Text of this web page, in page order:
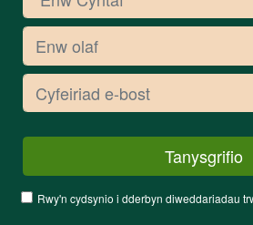
Rwy'n cydsynio i dderbyn diweddariadau